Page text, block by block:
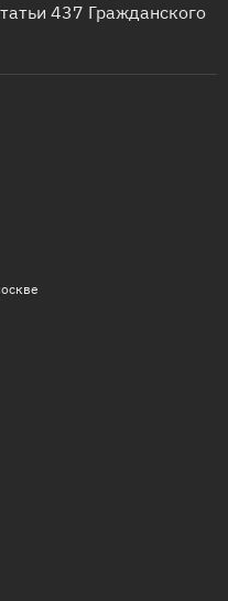
437 Гражданского